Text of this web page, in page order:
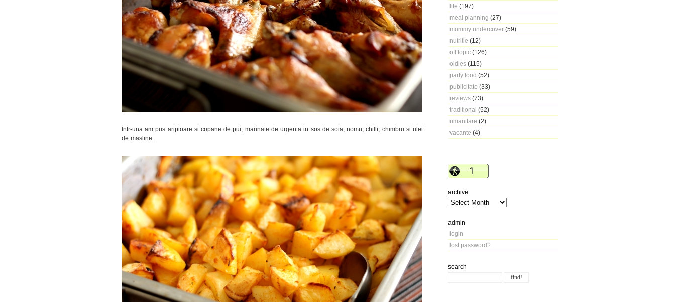
life (197)
meal planning (27)
mommy undercover (59)
nutritie (12)
off topic (126)
oldies (115)
party food (52)
publicitate (33)
reviews (73)
traditional (52)
umanitare (2)
vacante (4)
archive
admin
login
lost password?
search
Intr-una am pus aripioare si copane de pui, marinate de urgenta in sos de soia, nomu, chilli, chimbru si ulei
de masline.